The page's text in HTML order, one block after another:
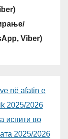
Viber)
në afatin e
2025/2026
во
2025/2026